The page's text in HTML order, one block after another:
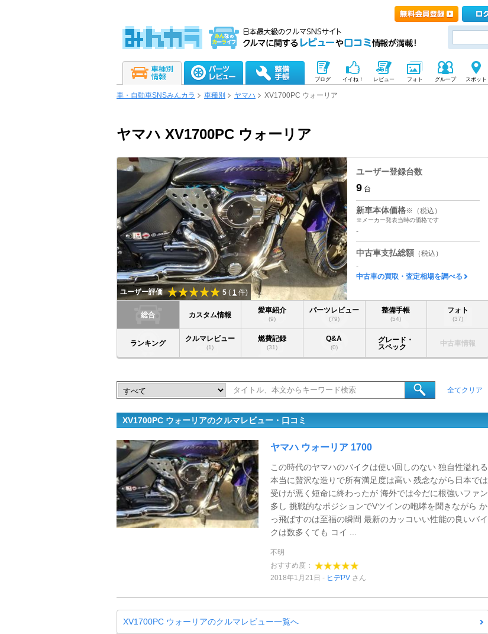
ブログ イイね！ レビュー フォト グループ スポット
車・自動車SNSみんカラ 車種別 ヤマハ XV1700PC ウォーリア
ヤマハ XV1700PC ウォーリア
ユーザー評価 5 ( 1 件)
ユーザー登録台数
9 台
新車本体価格※（税込）
※メーカー発表当時の価格です
-
中古車支払総額 （税込）
-
中古車の買取・査定相場を調べる
総合 カスタム情報
愛車紹介
(9)
パーツレビュー
(79)
整備手帳
(54)
フォト
(37)
ランキング
クルマレビュー
(1)
燃費記録
(31)
Q&A
(0)
グレード・
スペック
中古車情報
全てクリア
XV1700PC ウォーリアのクルマレビュー・口コミ
ヤマハ ウォーリア 1700
この時代のヤマハのバイクは使い回しのない 独自性溢れる
本当に贅沢な造りで所有満足度は高い 残念ながら日本では
受けが悪く短命に終わったが 海外では今だに根強いファン
多し 挑戦的なポジションでVツインの咆哮を聞きながら か
っ飛ばすのは至福の瞬間 最新のカッコいい性能の良いバイ
クは数多くても コイ ...
不明
おすすめ度：
2018年1月21日
ヒデPV さん
XV1700PC ウォーリアのクルマレビュー一覧へ